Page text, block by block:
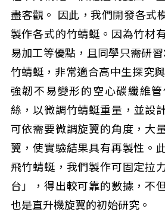
盡客觀。 因此，我們開發各式
製作各式的竹蜻蜓。因為竹材
易加工等優點，且同學只需研
竹蜻蜓，非常適合高中生探究
強韌不易變形的空心碳纖維
絲，以微調竹蜻蜓重量，並設
可依需要微調旋翼的角度，大
翼，使實驗結果具有再製性。
飛竹蜻蜓，我們製作可固定拉
台」，得出較可靠的數據，不
也是直升機旋翼的初始研究。